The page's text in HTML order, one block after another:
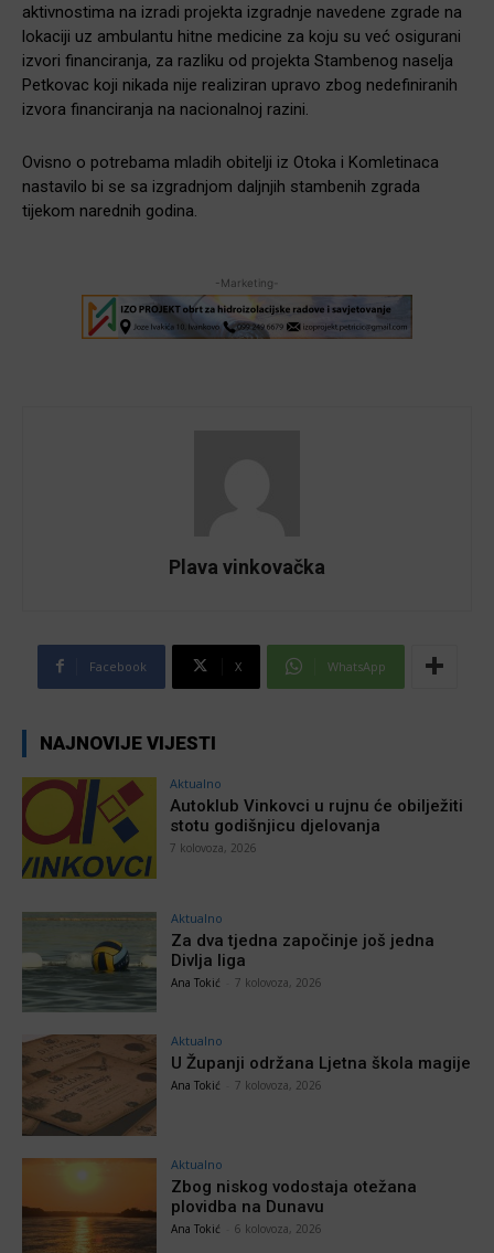
aktivnostima na izradi projekta izgradnje navedene zgrade na
lokaciji uz ambulantu hitne medicine za koju su već osigurani
izvori financiranja, za razliku od projekta Stambenog naselja
Petkovac koji nikada nije realiziran upravo zbog nedefiniranih
izvora financiranja na nacionalnoj razini.
Ovisno o potrebama mladih obitelji iz Otoka i Komletinaca
nastavilo bi se sa izgradnjom daljnjih stambenih zgrada
tijekom narednih godina.
-Marketing-
Plava vinkovačka
Facebook X WhatsApp
NAJNOVIJE VIJESTI
Aktualno
Autoklub Vinkovci u rujnu će obilježiti
stotu godišnjicu djelovanja
7 kolovoza, 2026
Aktualno
Za dva tjedna započinje još jedna
Divlja liga
Ana Tokić 7 kolovoza, 2026
Aktualno
U Županji održana Ljetna škola magije
Ana Tokić 7 kolovoza, 2026
Aktualno
Zbog niskog vodostaja otežana
plovidba na Dunavu
Ana Tokić 6 kolovoza, 2026